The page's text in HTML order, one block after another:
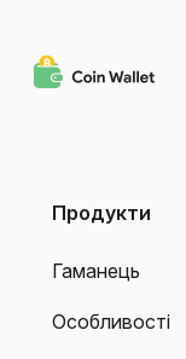
Продукти
Гаманець
Особливості